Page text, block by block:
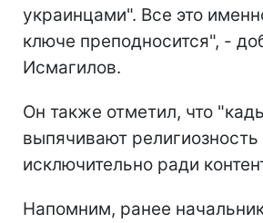
украинцами". Все это
ключе преподносится", -
Исмагилов.
Он также отметил, что
выпячивают религиозность
исключительно ради
Напомним, ранее